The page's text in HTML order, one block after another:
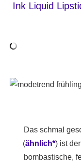
Ink Liquid
Das schmal
(ähnlich*) ist
bombastische,